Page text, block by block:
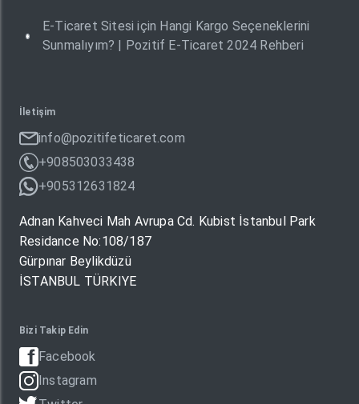
E-Ticaret Sitesi için Hangi Kargo Seçeneklerini
Sunmalıyım? | Pozitif E-Ticaret 2024 Rehberi
İletişim
info@pozitifeticaret.com
+908503033438
+905312631824
Adnan Kahveci Mah Avrupa Cd. Kubist İstanbul Park
Residance No:108/187
Gürpınar Beylikdüzü
İSTANBUL TÜRKIYE
Bizi Takip Edin
Facebook
Instagram